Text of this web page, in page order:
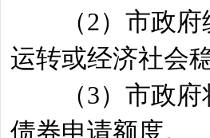
（2）市政府统
运转或经济社会
（3）市政府将
债券申请额度。